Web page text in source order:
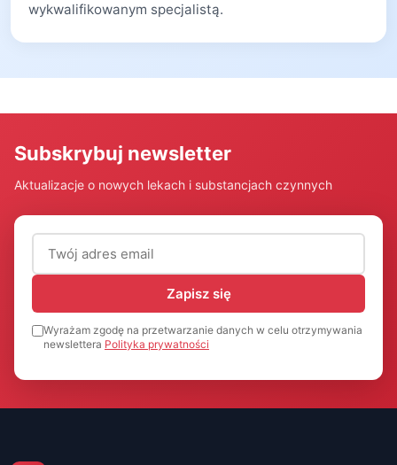
wykwalifikowanym specjalistą.
Subskrybuj newsletter
Aktualizacje o nowych lekach i substancjach czynnych
Adres email (wymagany)
Zapisz się
Wyrażam zgodę na przetwarzanie danych w celu otrzymywania
newslettera Polityka prywatności